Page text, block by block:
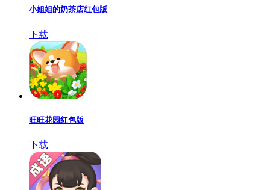
小姐姐的奶茶店红包版
下载
旺旺花园红包版
下载